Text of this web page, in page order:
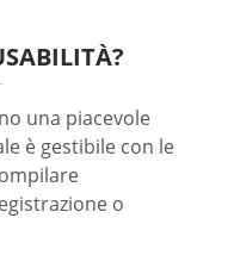
una piacevole
è gestibile con le
o